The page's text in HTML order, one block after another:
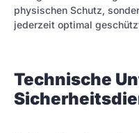
physischen Schutz,
jederzeit optimal
Technische